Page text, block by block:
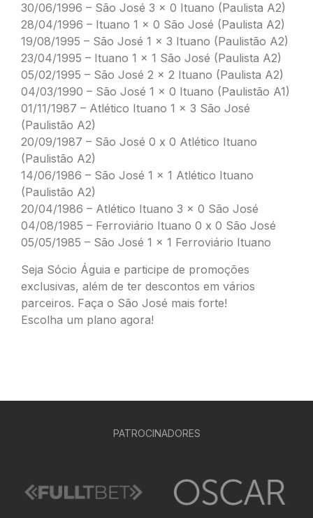
30/06/1996 – São José 3 x 0 Ituano (Paulista A2)
28/04/1996 – Ituano 1 x 0 São José (Paulista A2)
19/08/1995 – São José 1 x 3 Ituano (Paulistão A2)
23/04/1995 – Ituano 1 x 1 São José (Paulista A2)
05/02/1995 – São José 2 x 2 Ituano (Paulista A2)
04/03/1990 – São José 1 x 0 Ituano (Paulistão A1)
01/11/1987 – Atlético Ituano 1 x 3 São José
(Paulistão A2)
20/09/1987 – São José 0 x 0 Atlético Ituano
(Paulistão A2)
14/06/1986 – São José 1 x 1 Atlético Ituano
(Paulistão A2)
20/04/1986 – Atlético Ituano 3 x 0 São José
04/08/1985 – Ferroviário Ituano 0 x 0 São José
05/05/1985 – São José 1 x 1 Ferroviário Ituano
Seja Sócio Águia e participe de promoções
exclusivas, além de ter descontos em vários
parceiros. Faça o São José mais forte!
Escolha um plano agora!
PATROCINADORES